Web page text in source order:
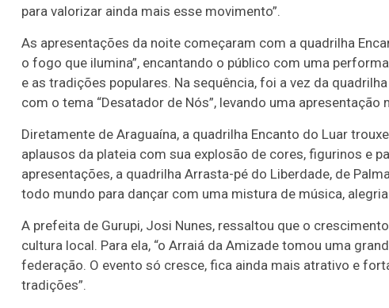
para valorizar ainda mais esse movimento”.
As apresentações da noite começaram com a quadrilha
o fogo que ilumina”, encantando o público com uma
e as tradições populares. Na sequência, foi a vez da
com o tema “Desatador de Nós”, levando uma
Diretamente de Araguaína, a quadrilha Encanto do Luar
aplausos da plateia com sua explosão de cores, figurinos e
apresentações, a quadrilha Arrasta-pé do Liberdade, de
todo mundo para dançar com uma mistura de música,
A prefeita de Gurupi, Josi Nunes, ressaltou que o
cultura local. Para ela, “o Arraiá da Amizade tomou uma
federação. O evento só cresce, fica ainda mais atrativo e
tradições”.